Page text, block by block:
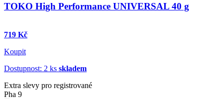
TOKO High Performance UNIVERSAL 40 g
719 Kč
Koupit
Dostupnost: 2 ks skladem
Extra slevy pro registrované
Pha 9